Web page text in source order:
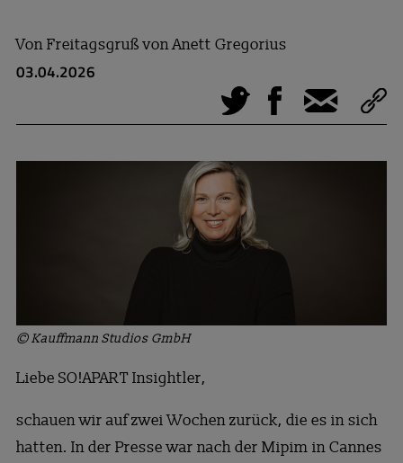
VonFreitagsgruß von Anett Gregorius
03.04.2026
Tweet Facebook
E-Mail
© Kauffmann Studios GmbH
Liebe SO!APART Insightler,
schauen wir auf zwei Wochen zurück, die es in sich
hatten. In der Presse war nach der Mipim in Cannes